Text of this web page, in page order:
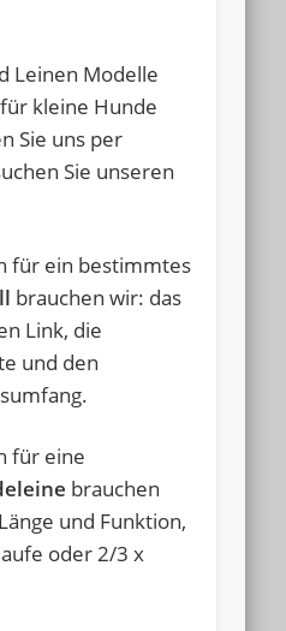
Leinen Modelle
kleine Hunde
Sie uns per
Sie unseren
für ein bestimmtes
brauchen wir: das
Link, die
und den
für eine
brauchen
und Funktion,
oder 2/3 x